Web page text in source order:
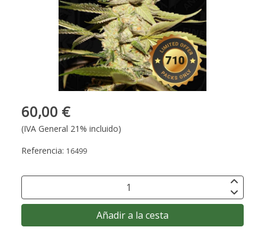
60,00 €
(IVA General 21% incluido)
Referencia: 16499
Añadir a la cesta